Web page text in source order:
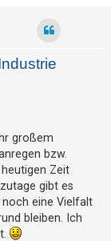
großem
bzw.
Zeit
gibt es
eine Vielfalt
bleiben. Ich